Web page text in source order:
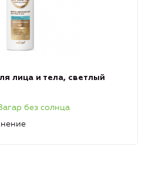
лица и тела, светлый
без солнца